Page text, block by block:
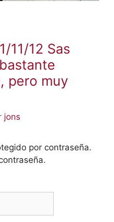
11/12 Sas
pero muy
jons
por contraseña.